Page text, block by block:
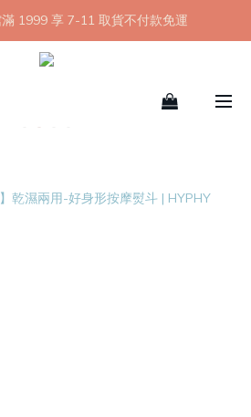
滿 1999 享 7-11 取貨不付款免運
滿 1999 享 7-11 取貨不付款免運
任選 A+B 限時優惠 $1314 元
到店免運 點我成為HYPHY Girl